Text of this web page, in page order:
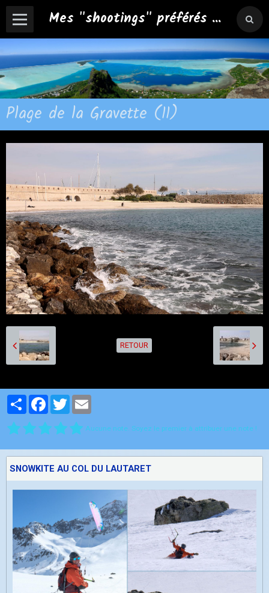
Mes "shootings" préférés ...
Plage de la Gravette (11)
RETOUR
PartagerFacebook
Twitter
Aucune note. Soyez le premier à attribuer une note !
SNOWKITE AU COL DU LAUTARET